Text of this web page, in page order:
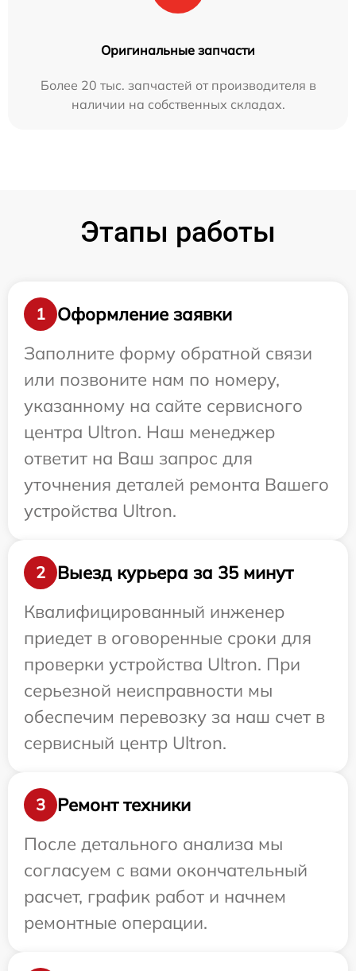
Оригинальные запчасти
Более 20 тыс. запчастей от производителя в
наличии на собственных складах.
Этапы работы
1
Оформление заявки
Заполните форму обратной связи
или позвоните нам по номеру,
указанному на сайте сервисного
центра Ultron. Наш менеджер
ответит на Ваш запрос для
уточнения деталей ремонта Вашего
устройства Ultron.
2
Выезд курьера за 35 минут
Квалифицированный инженер
приедет в оговоренные сроки для
проверки устройства Ultron. При
серьезной неисправности мы
обеспечим перевозку за наш счет в
сервисный центр Ultron.
3
Ремонт техники
После детального анализа мы
согласуем с вами окончательный
расчет, график работ и начнем
ремонтные операции.